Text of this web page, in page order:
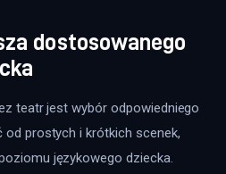
dostosowanego
teatr jest wybór odpowiedniego
prostych i krótkich scenek,
językowego dziecka.